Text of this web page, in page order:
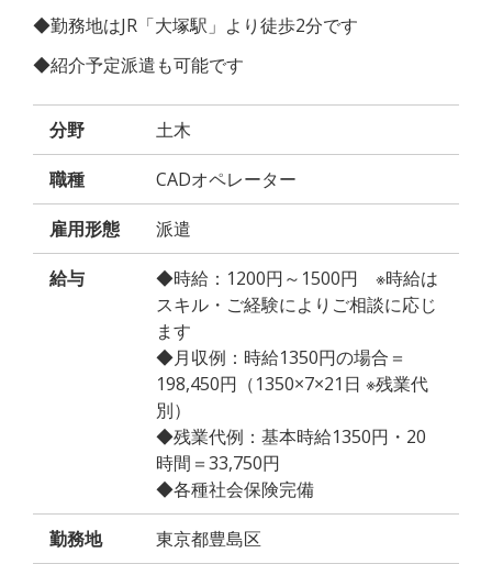
◆勤務地はJR「大塚駅」より徒歩2分です
◆紹介予定派遣も可能です
分野 土木
職種 CADオペレーター
雇用形態 派遣
給与
◆時給：1200円～1500円 ※時給は
スキル・ご経験によりご相談に応じ
ます
◆月収例：時給1350円の場合＝
198,450円（1350×7×21日 ※残業代
別）
◆残業代例：基本時給1350円・20
時間＝33,750円
◆各種社会保険完備
勤務地 東京都豊島区